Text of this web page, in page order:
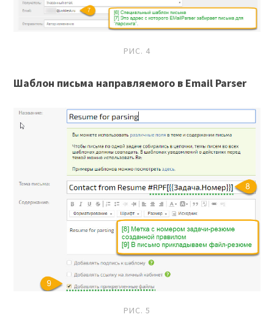
РИС. 4
Шаблон письма направляемого в Email Parser
РИС. 5